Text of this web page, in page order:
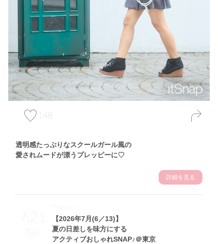
148
透明感たっぷりなスクールガール風の
愛されムードが漂うプレッピーに♡
詳細を見る
7.21
Tue
【2026年7月(6／13)】
夏の日差しを味方にする
アクティブおしゃれSNAP♪＠東京
Theme